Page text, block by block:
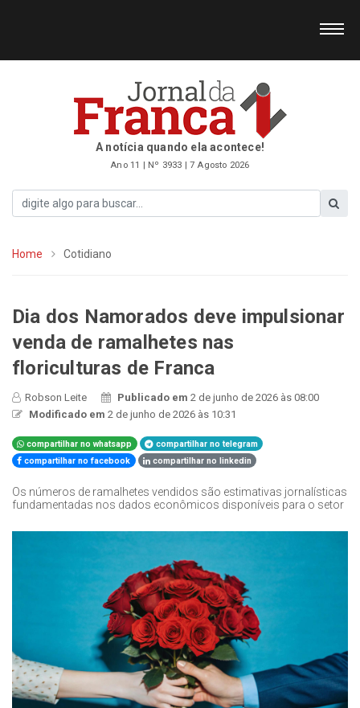
A notícia quando ela acontece!
Ano 11 | Nº 3933 | 7 Agosto 2026
Home Cotidiano
Dia dos Namorados deve impulsionar
venda de ramalhetes nas
floriculturas de Franca
Robson Leite Publicado em2 de junho de 2026 às 08:00
Modificado em 2 de junho de 2026 às 10:31
compartilhar no whatsapp
compartilhar no telegram
compartilhar no facebook
compartilhar no linkedin
Os números de ramalhetes vendidos são estimativas jornalísticas
fundamentadas nos dados econômicos disponíveis para o setor